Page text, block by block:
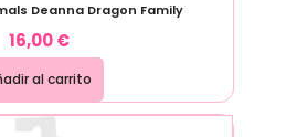
Deanna Dragon Family
16,00€
al carrito